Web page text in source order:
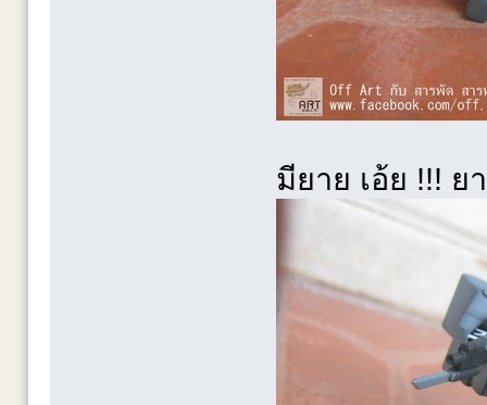
มียาย เอ้ย !!! ย